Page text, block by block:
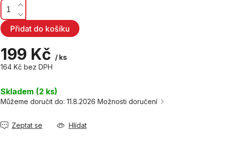
199 Kč / ks
164 Kč bez DPH
cena:
Skladem (2 ks)
Můžeme doručit do: 11.8.2026 Možnosti doručení
Přidat do košíku
Zeptat se Hlídat